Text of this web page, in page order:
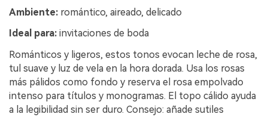
Ambiente: romántico, aireado, delicado
Ideal para: invitaciones de boda
Románticos y ligeros, estos tonos evocan leche de rosa,
tul suave y luz de vela en la hora dorada. Usa los rosas
más pálidos como fondo y reserva el rosa empolvado
intenso para títulos y monogramas. El topo cálido ayuda
a la legibilidad sin ser duro. Consejo: añade sutiles